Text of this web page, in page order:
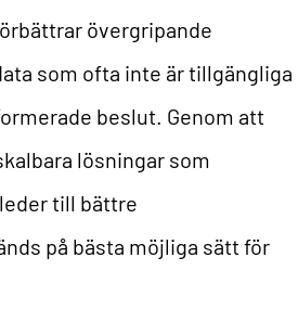
övergripande
som ofta inte är tillgängliga
beslut. Genom att
lösningar som
till bättre
på bästa möjliga sätt för